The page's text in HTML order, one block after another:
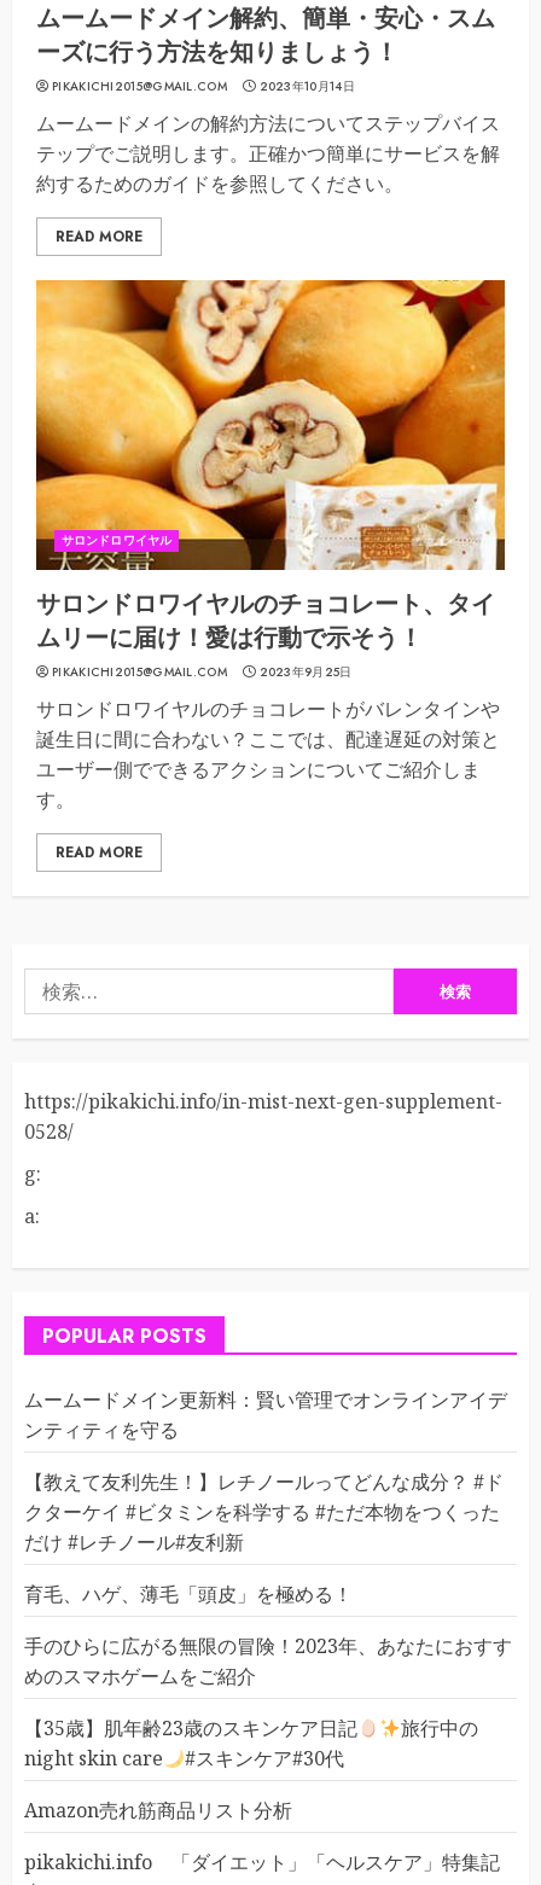
ムームードメイン解約、簡単・安心・スム
ーズに行う方法を知りましょう！
PIKAKICHI2015@GMAIL.COM 2023年10月14日
ムームードメインの解約方法についてステップバイス
テップでご説明します。正確かつ簡単にサービスを解
約するためのガイドを参照してください。
READ MORE
サロンドロワイヤル
サロンドロワイヤルのチョコレート、タイ
ムリーに届け！愛は行動で示そう！
PIKAKICHI2015@GMAIL.COM 2023年9月25日
サロンドロワイヤルのチョコレートがバレンタインや
誕生日に間に合わない？ここでは、配達遅延の対策と
ユーザー側でできるアクションについてご紹介しま
す。
READ MORE
索:
https://pikakichi.info/in-mist-next-gen-supplement-
0528/
g:
a:
POPULAR POSTS
ムームードメイン更新料：賢い管理でオンラインアイデ
ンティティを守る
【教えて友利先生！】レチノールってどんな成分？ #ド
クターケイ #ビタミンを科学する #ただ本物をつくった
だけ #レチノール#友利新
育毛、ハゲ、薄毛「頭皮」を極める！
手のひらに広がる無限の冒険！2023年、あなたにおすす
めのスマホゲームをご紹介
【35歳】肌年齢23歳のスキンケア日記
旅行中の
night skin care
#スキンケア#30代
Amazon売れ筋商品リスト分析
pikakichi.info 「ダイエット」「ヘルスケア」特集記